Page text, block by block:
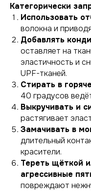
Категорически
Использовать
волокна и
Добавлять
оставляет на
эластичность и
UPF-тканей.
Стирать в
40 градусов
Выкручивать и
растягивает
Замачивать в
длительный
красители.
Тереть щёткой
агрессивные
повреждают